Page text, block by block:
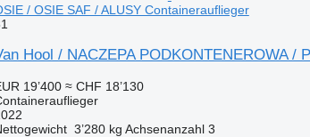
/ OSIE SAF / ALUSY Containerauflieger
Hool / NACZEPA PODKONTENEROWA /
19’400 ≈ CHF 18’130
3’280 kg Achsenanzahl 3